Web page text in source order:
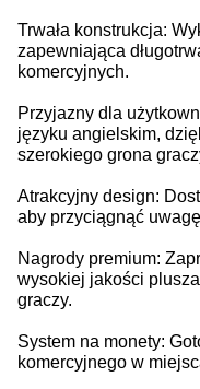
Trwała konstrukcja:
zapewniająca
komercyjnych.
Przyjazny dla
języku angielskim,
szerokiego grona
Atrakcyjny design:
aby przyciągnąć
Nagrody premium:
wysokiej jakości
graczy.
System na monety:
komercyjnego w